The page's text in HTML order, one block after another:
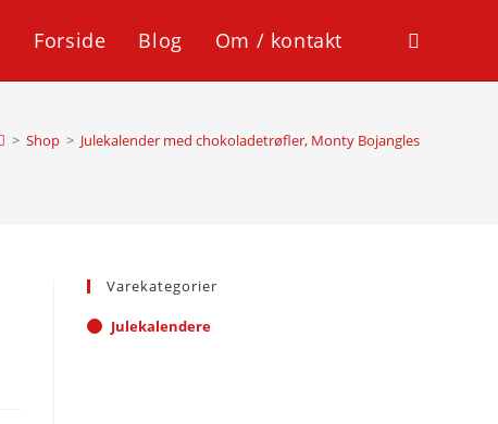
Forside Blog Om / kontakt Toggle
> Shop > Julekalender med chokoladetrøfler, Monty Bojangles
Varekategorier
Julekalendere